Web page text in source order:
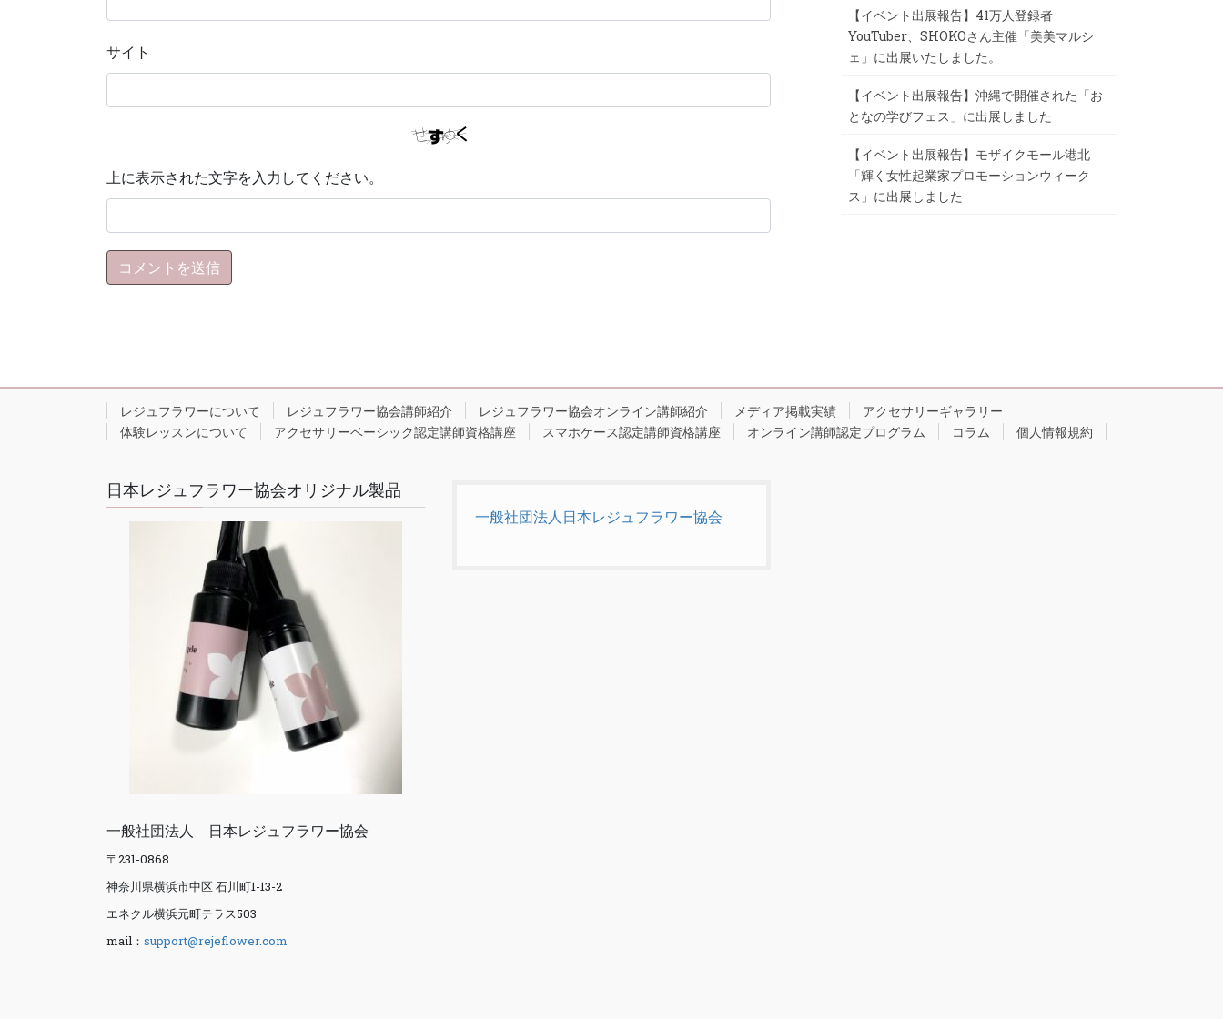
サイト
上に表示された文字を入力してください。
【イベント出展報告】41万人登録者
YouTuber、SHOKOさん主催「美美マルシ
ェ」に出展いたしました。
【イベント出展報告】沖縄で開催された「お
となの学びフェス」に出展しました
【イベント出展報告】モザイクモール港北
「輝く女性起業家プロモーションウィーク
ス」に出展しました
レジュフラワーについて レジュフラワー協会講師紹介 レジュフラワー協会オンライン講師紹介 メディア掲載実績
アクセサリーギャラリー
体験レッスンについて
アクセサリーベーシック認定講師資格講座 スマホケース認定講師資格講座 オンライン講師認定プログラム コラム 個人情報規約
日本レジュフラワー協会オリジナル製品
一般社団法人 日本レジュフラワー協会
〒231-0868
神奈川県横浜市中区 石川町1-13-2
エネクル横浜元町テラス503
mail： support@rejeflower.com
一般社団法人日本レジュフラワー協会